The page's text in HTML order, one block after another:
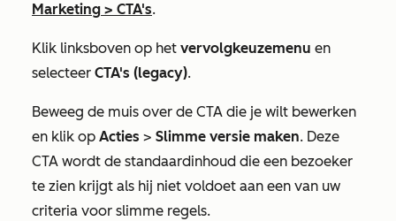
Marketing > CTA's.
Klik linksboven op het vervolgkeuzemenu en
selecteer CTA's (legacy).
Beweeg de muis over de CTA die je wilt bewerken
en klik op Acties > Slimme versie maken. Deze
CTA wordt de standaardinhoud die een bezoeker
te zien krijgt als hij niet voldoet aan een van uw
criteria voor slimme regels.